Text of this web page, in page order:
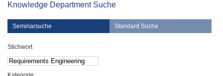
Knowledge Department Suche
Seminarsuche Standard Suche
Stichwort